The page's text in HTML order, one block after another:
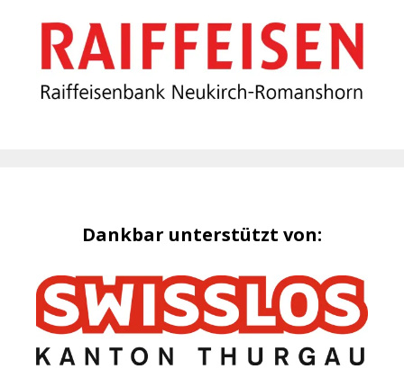
Dankbar unterstützt von: